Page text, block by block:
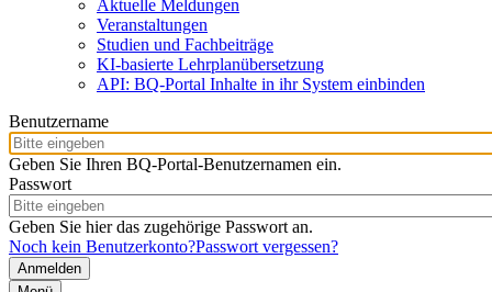
Aktuelle Meldungen
Veranstaltungen
Studien und Fachbeiträge
KI-basierte Lehrplanübersetzung
API: BQ-Portal Inhalte in ihr System einbinden
Benutzername
Geben Sie Ihren BQ-Portal-Benutzernamen ein.
Passwort
Geben Sie hier das zugehörige Passwort an.
Noch kein Benutzerkonto?Passwort vergessen?